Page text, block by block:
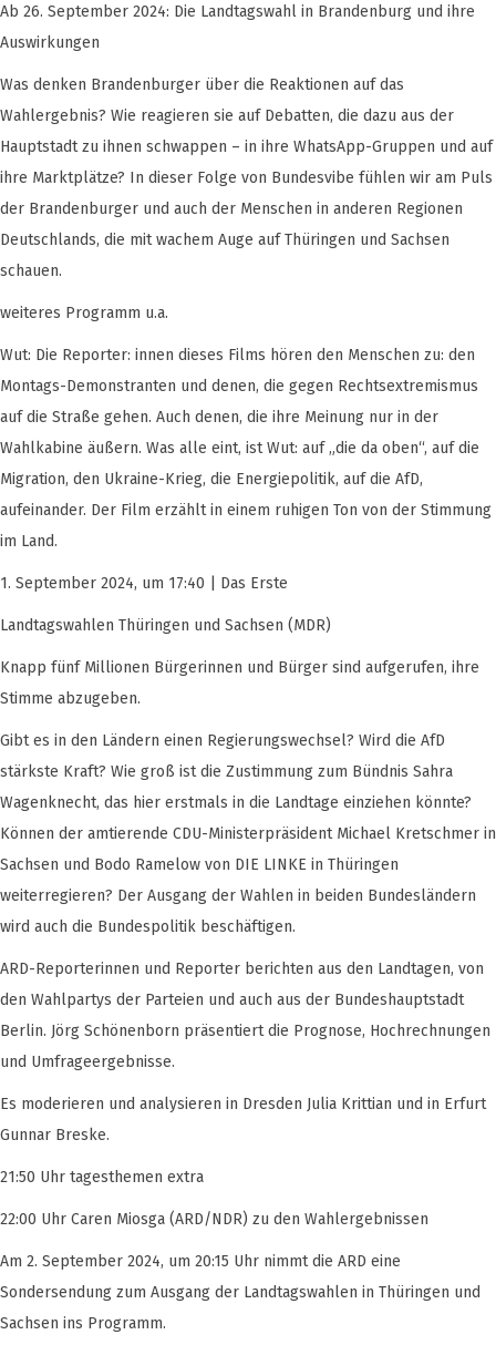
Ab 26. September 2024: Die Landtagswahl in Brandenburg und ihre
Auswirkungen
Was denken Brandenburger über die Reaktionen auf das
Wahlergebnis? Wie reagieren sie auf Debatten, die dazu aus der
Hauptstadt zu ihnen schwappen – in ihre WhatsApp-Gruppen und auf
ihre Marktplätze? In dieser Folge von Bundesvibe fühlen wir am Puls
der Brandenburger und auch der Menschen in anderen Regionen
Deutschlands, die mit wachem Auge auf Thüringen und Sachsen
schauen.
weiteres Programm u.a.
Wut: Die Reporter: innen dieses Films hören den Menschen zu: den
Montags-Demonstranten und denen, die gegen Rechtsextremismus
auf die Straße gehen. Auch denen, die ihre Meinung nur in der
Wahlkabine äußern. Was alle eint, ist Wut: auf „die da oben“, auf die
Migration, den Ukraine-Krieg, die Energiepolitik, auf die AfD,
aufeinander. Der Film erzählt in einem ruhigen Ton von der Stimmung
im Land.
1. September 2024, um 17:40 | Das Erste
Landtagswahlen Thüringen und Sachsen (MDR)
Knapp fünf Millionen Bürgerinnen und Bürger sind aufgerufen, ihre
Stimme abzugeben.
Gibt es in den Ländern einen Regierungswechsel? Wird die AfD
stärkste Kraft? Wie groß ist die Zustimmung zum Bündnis Sahra
Wagenknecht, das hier erstmals in die Landtage einziehen könnte?
Können der amtierende CDU-Ministerpräsident Michael Kretschmer in
Sachsen und Bodo Ramelow von DIE LINKE in Thüringen
weiterregieren? Der Ausgang der Wahlen in beiden Bundesländern
wird auch die Bundespolitik beschäftigen.
ARD-Reporterinnen und Reporter berichten aus den Landtagen, von
den Wahlpartys der Parteien und auch aus der Bundeshauptstadt
Berlin. Jörg Schönenborn präsentiert die Prognose, Hochrechnungen
und Umfrageergebnisse.
Es moderieren und analysieren in Dresden Julia Krittian und in Erfurt
Gunnar Breske.
21:50 Uhr tagesthemen extra
22:00 Uhr Caren Miosga (ARD/NDR) zu den Wahlergebnissen
Am 2. September 2024, um 20:15 Uhr nimmt die ARD eine
Sondersendung zum Ausgang der Landtagswahlen in Thüringen und
Sachsen ins Programm.